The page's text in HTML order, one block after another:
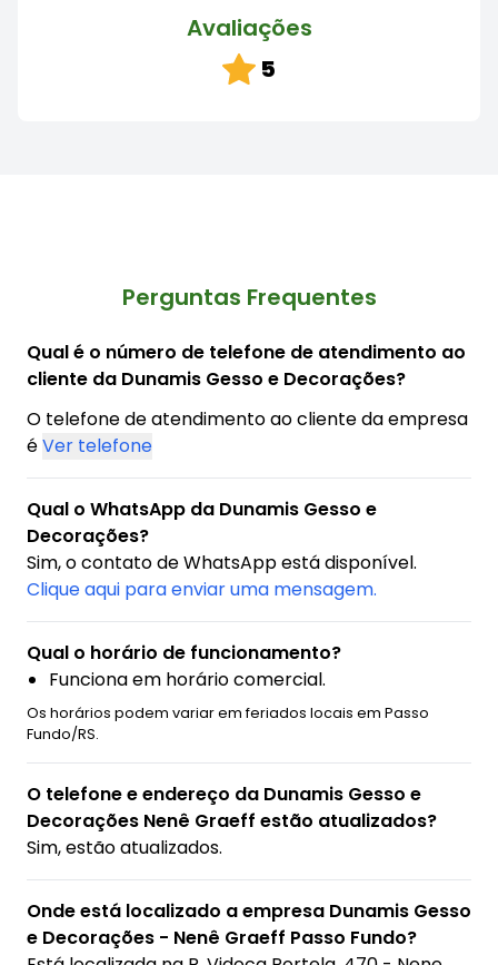
Avaliações
5
Perguntas Frequentes
Qual é o número de telefone de atendimento ao
cliente da Dunamis Gesso e Decorações?
O telefone de atendimento ao cliente da empresa
éVer telefone
Qual o WhatsApp da Dunamis Gesso e
Decorações?
Sim, o contato de WhatsApp está disponível.
Clique aqui para enviar uma mensagem.
Qual o horário de funcionamento?
Funciona em horário comercial.
Os horários podem variar em feriados locais em Passo
Fundo/RS.
O telefone e endereço da Dunamis Gesso e
Decorações Nenê Graeff estão atualizados?
Sim, estão atualizados.
Onde está localizado a empresa Dunamis Gesso
e Decorações - Nenê Graeff Passo Fundo?